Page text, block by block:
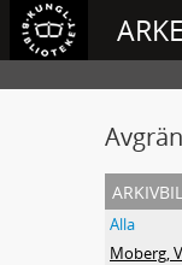
Alla
Moberg,